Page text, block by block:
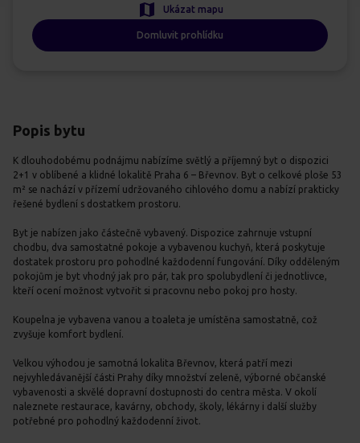
Ukázat mapu
Domluvit prohlídku
Popis bytu
K dlouhodobému podnájmu nabízíme světlý a příjemný byt o dispozici
2+1 v oblíbené a klidné lokalitě Praha 6 – Břevnov. Byt o celkové ploše 53
m² se nachází v přízemí udržovaného cihlového domu a nabízí prakticky
řešené bydlení s dostatkem prostoru.
Byt je nabízen jako částečně vybavený. Dispozice zahrnuje vstupní
chodbu, dva samostatné pokoje a vybavenou kuchyň, která poskytuje
dostatek prostoru pro pohodlné každodenní fungování. Díky odděleným
pokojům je byt vhodný jak pro pár, tak pro spolubydlení či jednotlivce,
kteří ocení možnost vytvořit si pracovnu nebo pokoj pro hosty.
Koupelna je vybavena vanou a toaleta je umístěna samostatně, což
zvyšuje komfort bydlení.
Velkou výhodou je samotná lokalita Břevnov, která patří mezi
nejvyhledávanější části Prahy díky množství zeleně, výborné občanské
vybavenosti a skvělé dopravní dostupnosti do centra města. V okolí
naleznete restaurace, kavárny, obchody, školy, lékárny i další služby
potřebné pro pohodlný každodenní život.